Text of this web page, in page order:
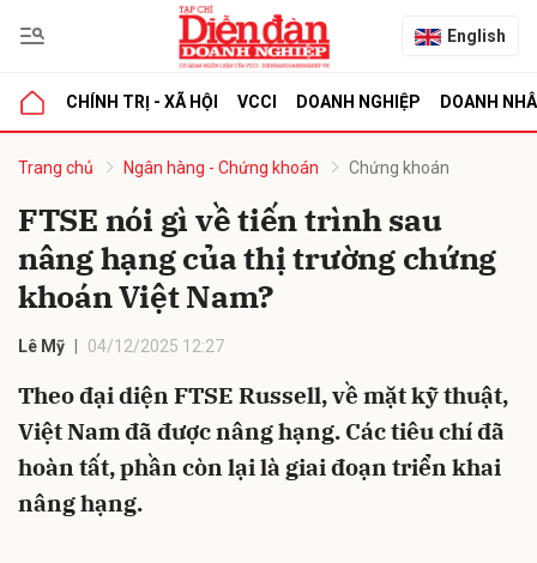
English
CHÍNH TRỊ - XÃ HỘI VCCI DOANH NGHIỆP DOANH
Trang chủ Ngân hàng - Chứng khoán Chứng khoán
FTSE nói gì về tiến trình sau
nâng hạng của thị trường chứng
khoán Việt Nam?
Lê Mỹ 04/12/2025 12:27
Theo đại diện FTSE Russell, về mặt kỹ thuật,
Việt Nam đã được nâng hạng. Các tiêu chí đã
hoàn tất, phần còn lại là giai đoạn triển khai
nâng hạng.
luận
Hủy